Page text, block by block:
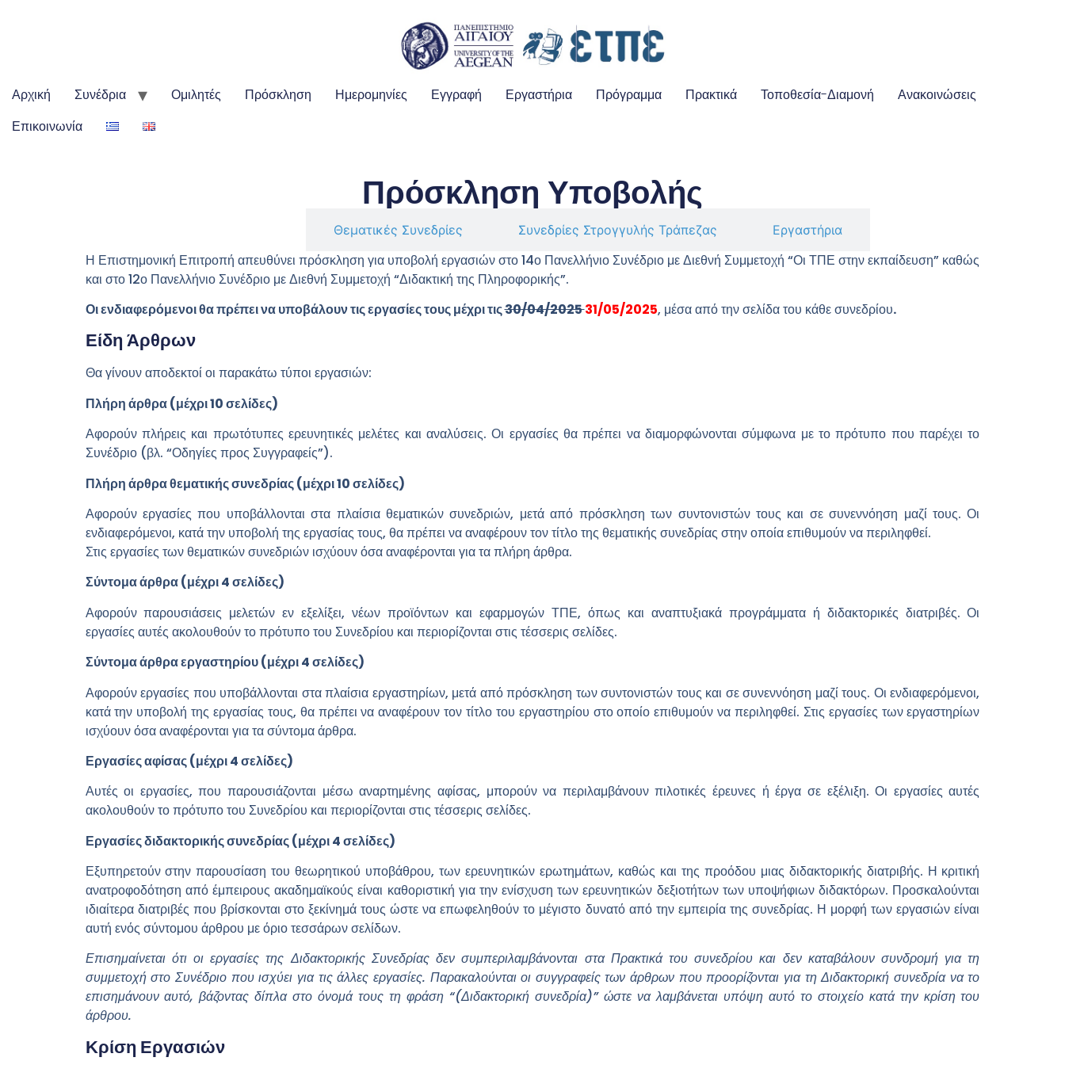
Αρχική Συνέδρια Ομιλητές Πρόσκληση Ημερομηνίες Εγγραφή Εργαστήρια Πρόγραμμα Πρακτικά Τοποθεσία-Διαμονή
Ανακοινώσεις
Επικοινωνία
Πρόσκληση Υποβολής
Θεματικές Συνεδρίες Συνεδρίες Στρογγυλής Τράπεζας Εργαστήρια
Η Επιστημονική Επιτροπή απευθύνει πρόσκληση για υποβολή εργασιών στο 14ο Πανελλήνιο Συνέδριο με Διεθνή Συμμετοχή “Οι ΤΠΕ στην εκπαίδευση” καθώς
και στο 12ο Πανελλήνιο Συνέδριο με Διεθνή Συμμετοχή “Διδακτική της Πληροφορικής”.
Οι ενδιαφερόμενοι θα πρέπει να υποβάλουν τις εργασίες τους μέχρι τις30/04/202531/05/2025, μέσα από την σελίδα του κάθε συνεδρίου.
Είδη Άρθρων
Θα γίνουν αποδεκτοί οι παρακάτω τύποι εργασιών:
Πλήρη άρθρα (μέχρι 10 σελίδες)
Αφορούν πλήρεις και πρωτότυπες ερευνητικές μελέτες και αναλύσεις. Οι εργασίες θα πρέπει να διαμορφώνονται σύμφωνα με το πρότυπο που παρέχει το
Συνέδριο (βλ. “Οδηγίες προς Συγγραφείς”).
Πλήρη άρθρα θεματικής συνεδρίας(μέχρι 10 σελίδες)
Αφορούν εργασίες που υποβάλλονται στα πλαίσια θεματικών συνεδριών, μετά από πρόσκληση των συντονιστών τους και σε συνεννόηση μαζί τους. Οι
ενδιαφερόμενοι, κατά την υποβολή της εργασίας τους, θα πρέπει να αναφέρουν τον τίτλο της θεματικής συνεδρίας στην οποία επιθυμούν να περιληφθεί.
Στις εργασίες των θεματικών συνεδριών ισχύουν όσα αναφέρονται για τα πλήρη άρθρα.
Σύντομα άρθρα(μέχρι 4 σελίδες)
Αφορούν παρουσιάσεις μελετών εν εξελίξει, νέων προϊόντων και εφαρμογών ΤΠΕ, όπως και αναπτυξιακά προγράμματα ή διδακτορικές διατριβές. Οι
εργασίες αυτές ακολουθούν το πρότυπο του Συνεδρίου και περιορίζονται στις τέσσερις σελίδες.
Σύντομα άρθρα εργαστηρίου(μέχρι 4 σελίδες)
Αφορούν εργασίες που υποβάλλονται στα πλαίσια εργαστηρίων, μετά από πρόσκληση των συντονιστών τους και σε συνεννόηση μαζί τους. Οι ενδιαφερόμενοι,
κατά την υποβολή της εργασίας τους, θα πρέπει να αναφέρουν τον τίτλο του εργαστηρίου στο οποίο επιθυμούν να περιληφθεί. Στις εργασίες των εργαστηρίων
ισχύουν όσα αναφέρονται για τα σύντομα άρθρα.
Εργασίες αφίσας(μέχρι 4 σελίδες)
Αυτές οι εργασίες, που παρουσιάζονται μέσω αναρτημένης αφίσας, μπορούν να περιλαμβάνουν πιλοτικές έρευνες ή έργα σε εξέλιξη.Οι εργασίες αυτές
ακολουθούν το πρότυπο του Συνεδρίου και περιορίζονται στις τέσσερις σελίδες.
Εργασίες διδακτορικής συνεδρίας (μέχρι 4 σελίδες)
Εξυπηρετούν στην παρουσίαση του θεωρητικού υποβάθρου, των ερευνητικών ερωτημάτων, καθώς και της προόδου μιας διδακτορικής διατριβής. Η κριτική
ανατροφοδότηση από έμπειρους ακαδημαϊκούς είναι καθοριστική για την ενίσχυση των ερευνητικών δεξιοτήτων των υποψήφιων διδακτόρων. Προσκαλούνται
ιδιαίτερα διατριβές που βρίσκονται στο ξεκίνημά τους ώστε να επωφεληθούν το μέγιστο δυνατό από την εμπειρία της συνεδρίας. Η μορφή των εργασιών είναι
αυτή ενός σύντομου άρθρου με όριο τεσσάρων σελίδων.
Επισημαίνεται ότι οι εργασίες της Διδακτορικής Συνεδρίας δεν συμπεριλαμβάνονται στα Πρακτικά του συνεδρίου και δεν καταβάλουν συνδρομή για τη
συμμετοχή στο Συνέδριο που ισχύει για τις άλλες εργασίες. Παρακαλούνται οι συγγραφείς των άρθρων που προορίζονται για τη Διδακτορική συνεδρία να το
επισημάνουν αυτό, βάζοντας δίπλα στο όνομά τους τη φράση “(Διδακτορική συνεδρία)” ώστε να λαμβάνεται υπόψη αυτό το στοιχείο κατά την κρίση του
άρθρου.
Κρίση Εργασιών